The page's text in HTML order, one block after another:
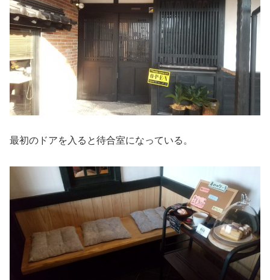
最初のドアを入ると待合室になっている。